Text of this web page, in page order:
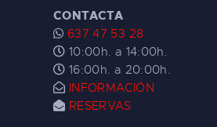
CONTACTA
637 47 53 28
10:00h. a 14:00h.
16:00h. a 20:00h.
INFORMACIÓN
RESERVAS